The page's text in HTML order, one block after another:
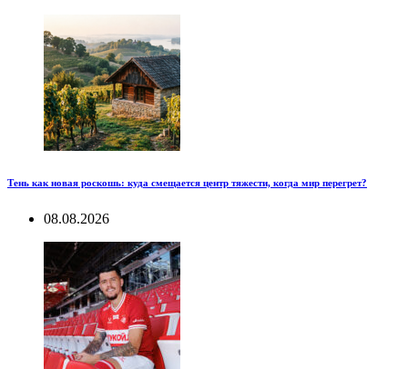
Тень как новая роскошь: куда смещается центр тяжести, когда мир перегрет?
08.08.2026